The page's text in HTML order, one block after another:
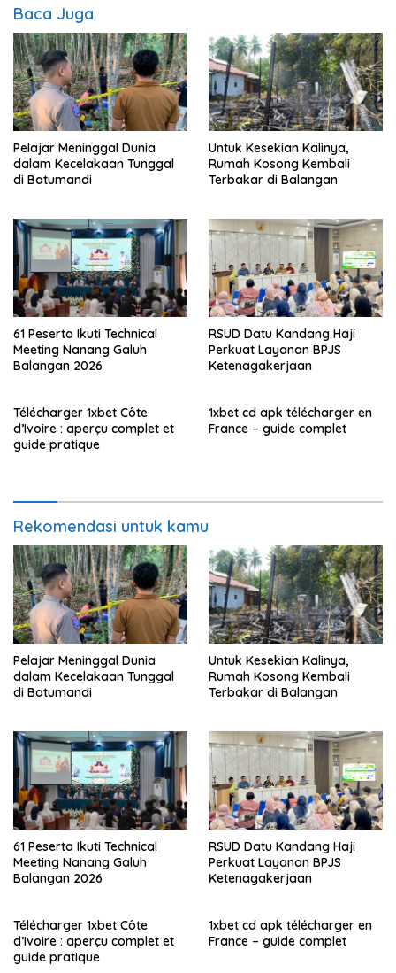
Baca Juga
Pelajar Meninggal Dunia
dalam Kecelakaan Tunggal
di Batumandi
Untuk Kesekian Kalinya,
Rumah Kosong Kembali
Terbakar di Balangan
61 Peserta Ikuti Technical
Meeting Nanang Galuh
Balangan 2026
RSUD Datu Kandang Haji
Perkuat Layanan BPJS
Ketenagakerjaan
Télécharger 1xbet Côte
d’Ivoire : aperçu complet et
guide pratique
1xbet cd apk télécharger en
France – guide complet
Rekomendasi untuk kamu
Pelajar Meninggal Dunia
dalam Kecelakaan Tunggal
di Batumandi
Untuk Kesekian Kalinya,
Rumah Kosong Kembali
Terbakar di Balangan
61 Peserta Ikuti Technical
Meeting Nanang Galuh
Balangan 2026
RSUD Datu Kandang Haji
Perkuat Layanan BPJS
Ketenagakerjaan
Télécharger 1xbet Côte
d’Ivoire : aperçu complet et
guide pratique
1xbet cd apk télécharger en
France – guide complet